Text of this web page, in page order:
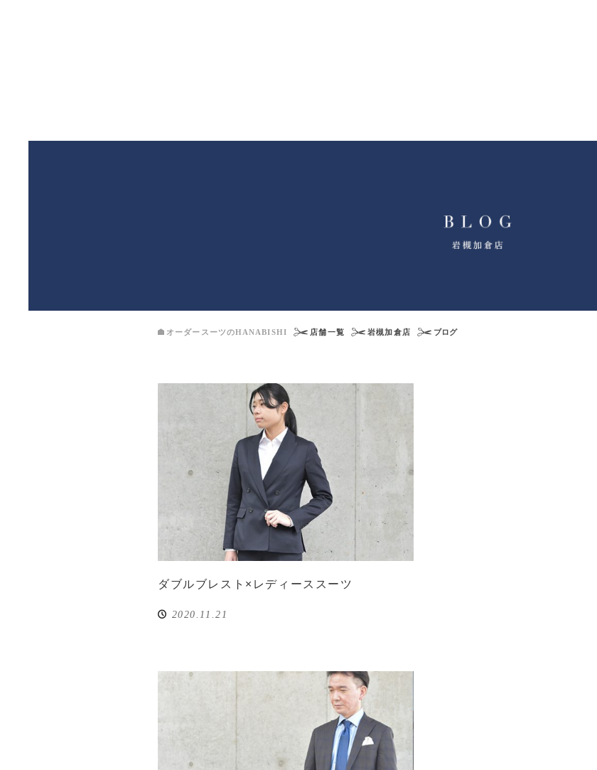
オーダースーツのHANABISHI 店舗一覧 岩槻加倉店 ブログ
ダブルブレスト×レディーススーツ
2020.11.21